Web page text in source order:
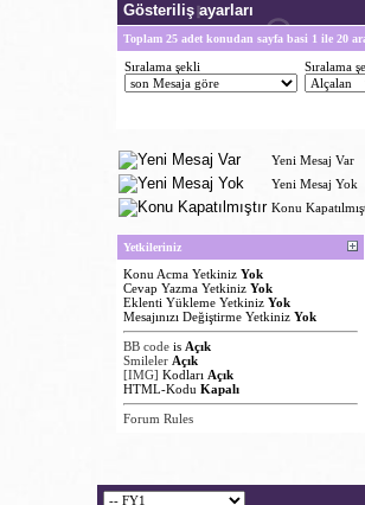
Gösteriliş ayarları
Toplam 25 adet konudan sayfa basi 1 ile 20
Sıralama şekli Sıralama
Yeni Mesaj Var
Yeni Mesaj Yok
Konu
Yetkileriniz
Konu Acma Yetkiniz Yok
Cevap Yazma Yetkiniz Yok
Eklenti Yükleme Yetkiniz Yok
Mesajınızı Değiştirme Yetkiniz Yok
BB code is Açık
Smileler Açık
[IMG] Kodları Açık
HTML-Kodu Kapalı
Forum Rules